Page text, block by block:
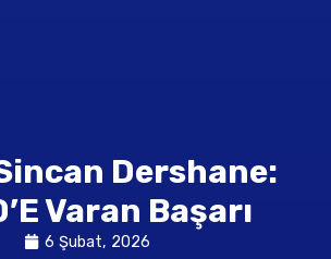
Dershane:
Varan Başarı
6 Şubat, 2026